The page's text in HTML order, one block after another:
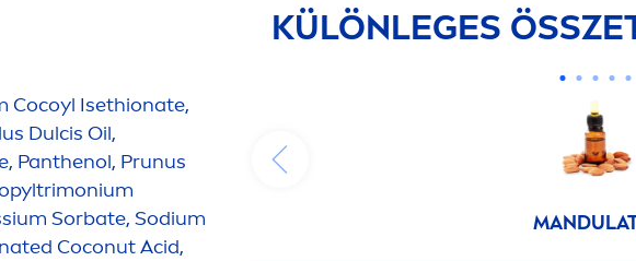
Cocoyl Isethionate,
Dulcis Oil,
Panthenol, Prunus
Sorbate, Sodium
Coconut Acid,
KÜLÖNLEGES